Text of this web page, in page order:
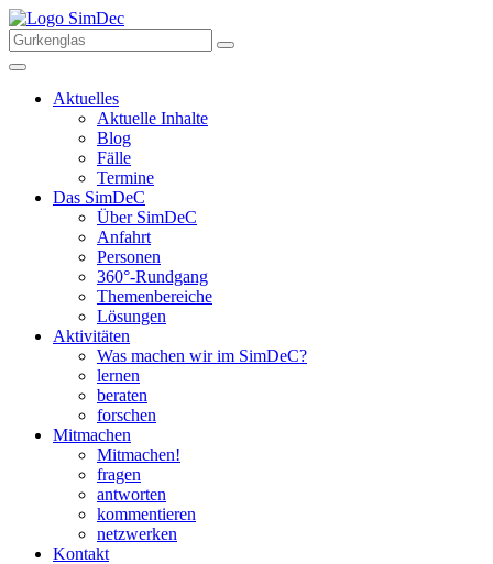
Aktuelles
Aktuelle Inhalte
Blog
Fälle
Termine
Das SimDeC
Über SimDeC
Anfahrt
Personen
360°-Rundgang
Themenbereiche
Lösungen
Aktivitäten
Was machen wir im SimDeC?
lernen
beraten
forschen
Mitmachen
Mitmachen!
fragen
antworten
kommentieren
netzwerken
Kontakt